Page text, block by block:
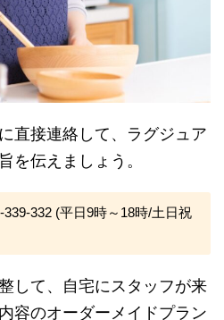
直接連絡して、ラグジュア
を伝えましょう。
339-332 (平日9時～18時/土日祝
して、自宅にスタッフが来
容のオーダーメイドプラン